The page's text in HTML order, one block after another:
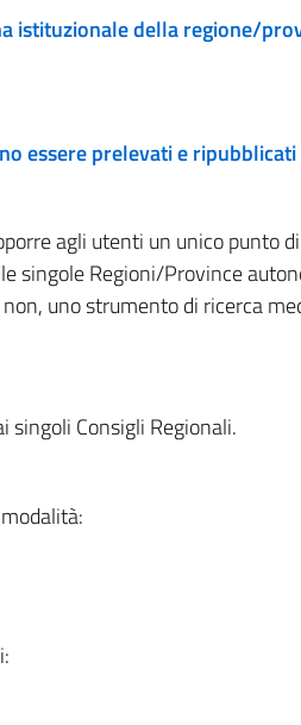
istituzionale della regione/
essere prelevati e
agli utenti un unico punto
Regioni/Province
uno strumento di ricerca
singoli Consigli Regionali.